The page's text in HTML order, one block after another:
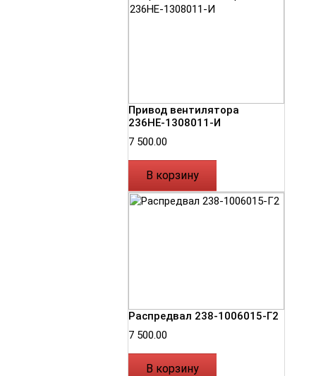
Привод вентилятора
236НЕ-1308011-И
7 500.00
В корзину
Распредвал 238-1006015-Г2
7 500.00
В корзину